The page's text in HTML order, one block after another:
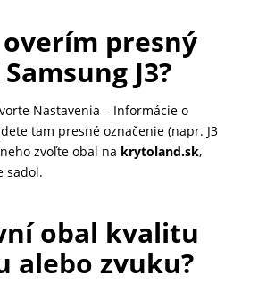
presný
J3?
Nastavenia – Informácie o
tam presné označenie (napr. J3
zvoľte obal na krytoland.sk,
sadol.
obal kvalitu
alebo zvuku?